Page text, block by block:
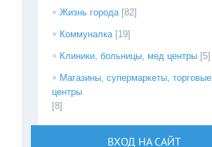
Жизнь города [82]
Коммуналка [19]
Клиники, больницы, мед центры [5]
Магазины, супермаркеты, торговые
центры
[8]
ВХОД НА САЙТ